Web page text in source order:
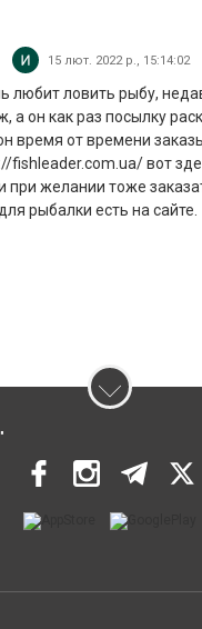
15 лют. 2022 р., 15:14:02
любит ловить рыбу,
а он как раз посылку
время от времени
fishleader.com.ua/ вот
при желании тоже
рыбалки есть на сайте.